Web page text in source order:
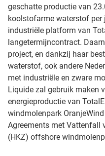
geschatte productie van
koolstofarme waterstof per
industriële platform van
langetermijncontract.
project, en dankzij haar
waterstof, ook andere
met industriële en zware
Liquide zal gebruik maken
energieproductie van
windmolenpark
Agreements met Vattenfall
(HKZ) offshore